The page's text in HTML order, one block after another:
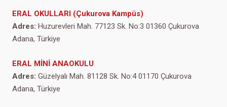
ERAL OKULLARI (Çukurova Kampüs)
Adres: Huzurevleri Mah. 77123 Sk. No:3 01360 Çukurova
Adana, Türkiye
ERAL MİNİ ANAOKULU
Adres: Güzelyalı Mah. 81128 Sk. No:4 01170 Çukurova
Adana, Türkiye